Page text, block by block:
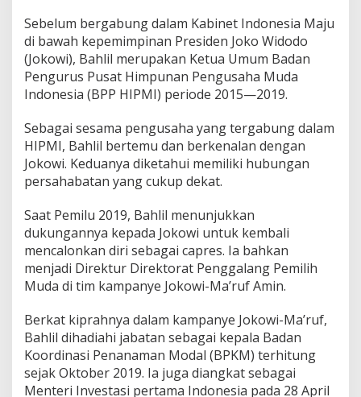
Sebelum bergabung dalam Kabinet Indonesia Maju
di bawah kepemimpinan Presiden Joko Widodo
(Jokowi), Bahlil merupakan Ketua Umum Badan
Pengurus Pusat Himpunan Pengusaha Muda
Indonesia (BPP HIPMI) periode 2015—2019.
Sebagai sesama pengusaha yang tergabung dalam
HIPMI, Bahlil bertemu dan berkenalan dengan
Jokowi. Keduanya diketahui memiliki hubungan
persahabatan yang cukup dekat.
Saat Pemilu 2019, Bahlil menunjukkan
dukungannya kepada Jokowi untuk kembali
mencalonkan diri sebagai capres. Ia bahkan
menjadi Direktur Direktorat Penggalang Pemilih
Muda di tim kampanye Jokowi-Ma’ruf Amin.
Berkat kiprahnya dalam kampanye Jokowi-Ma’ruf,
Bahlil dihadiahi jabatan sebagai kepala Badan
Koordinasi Penanaman Modal (BPKM) terhitung
sejak Oktober 2019. Ia juga diangkat sebagai
Menteri Investasi pertama Indonesia pada 28 April